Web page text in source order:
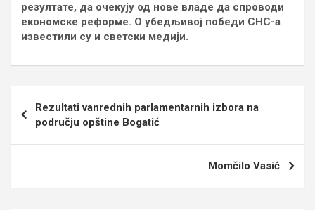
резултате, да очекују од нове владе да спроводи
економске реформе. О убедљивој победи СНС-а
известили су и светски медији.
чланка
Rezultati vanrednih parlamentarnih izbora na
području opštine Bogatić
Momčilo Vasić